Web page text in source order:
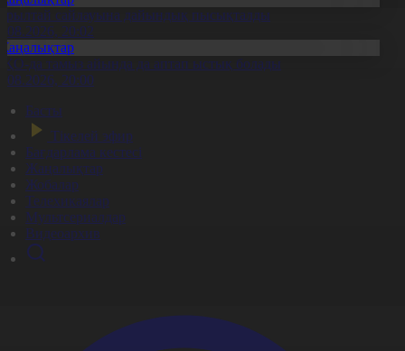
сайлауына дайындық пысықталды
20:02
да тамыз айында да аптап ыстық болады
20:00
Басты
Тікелей эфир
Бағдарлама кестесі
Жаңалықтар
Жобалар
Телехикаялар
Мультсериалдар
Видеоархив